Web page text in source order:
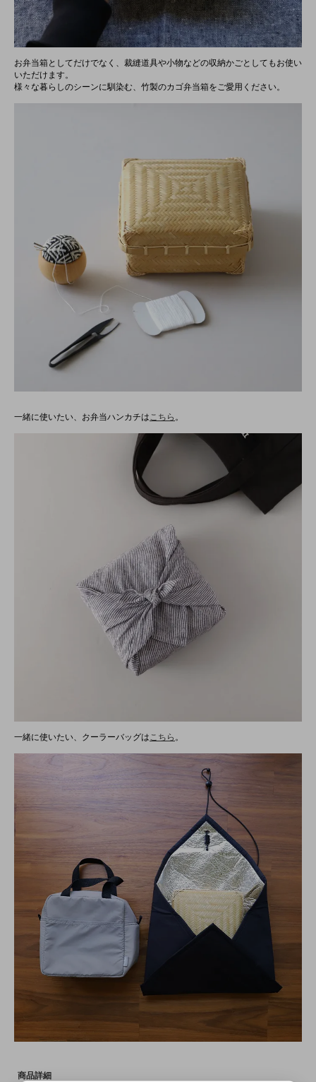
お弁当箱としてだけでなく、裁縫道具や小物などの収納かごとしてもお使い
いただけます。
様々な暮らしのシーンに馴染む、竹製のカゴ弁当箱をご愛用ください。
一緒に使いたい、お弁当ハンカチはこちら 。
一緒に使いたい、クーラーバッグはこちら 。
商品詳細